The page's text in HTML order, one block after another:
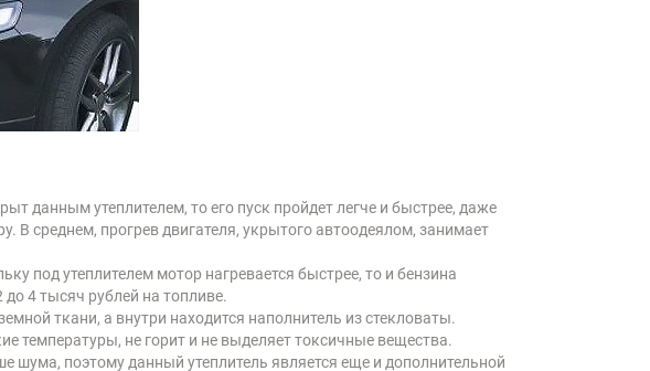
данным утеплителем, то его пуск пройдет легче и быстрее, даже
В среднем, прогрев двигателя, укрытого автоодеялом, занимает
под утеплителем мотор нагревается быстрее, то и бензина
4 тысяч рублей на топливе.
ткани, а внутри находится наполнитель из стекловаты.
температуры, не горит и не выделяет токсичные вещества.
поэтому данный утеплитель является еще и дополнительной